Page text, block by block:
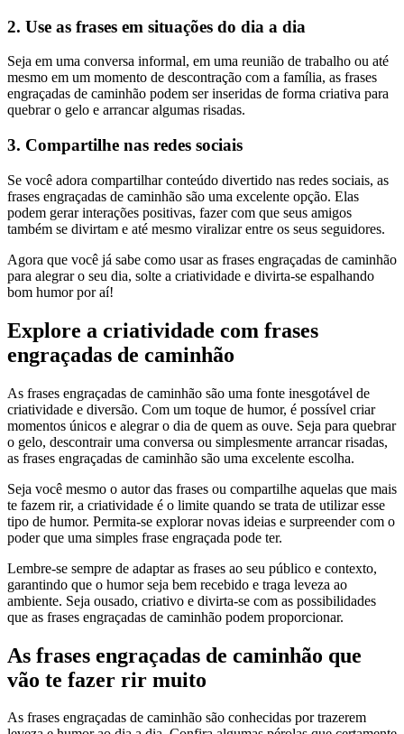
2. Use as frases em situações do dia a dia
Seja em uma conversa informal, em uma reunião de trabalho ou até
mesmo em um momento de descontração com a família, as frases
engraçadas de caminhão podem ser inseridas de forma criativa para
quebrar o gelo e arrancar algumas risadas.
3. Compartilhe nas redes sociais
Se você adora compartilhar conteúdo divertido nas redes sociais, as
frases engraçadas de caminhão são uma excelente opção. Elas
podem gerar interações positivas, fazer com que seus amigos
também se divirtam e até mesmo viralizar entre os seus seguidores.
Agora que você já sabe como usar as frases engraçadas de caminhão
para alegrar o seu dia, solte a criatividade e divirta-se espalhando
bom humor por aí!
Explore a criatividade com frases
engraçadas de caminhão
As frases engraçadas de caminhão são uma fonte inesgotável de
criatividade e diversão. Com um toque de humor, é possível criar
momentos únicos e alegrar o dia de quem as ouve. Seja para quebrar
o gelo, descontrair uma conversa ou simplesmente arrancar risadas,
as frases engraçadas de caminhão são uma excelente escolha.
Seja você mesmo o autor das frases ou compartilhe aquelas que mais
te fazem rir, a criatividade é o limite quando se trata de utilizar esse
tipo de humor. Permita-se explorar novas ideias e surpreender com o
poder que uma simples frase engraçada pode ter.
Lembre-se sempre de adaptar as frases ao seu público e contexto,
garantindo que o humor seja bem recebido e traga leveza ao
ambiente. Seja ousado, criativo e divirta-se com as possibilidades
que as frases engraçadas de caminhão podem proporcionar.
As frases engraçadas de caminhão que
vão te fazer rir muito
As frases engraçadas de caminhão são conhecidas por trazerem